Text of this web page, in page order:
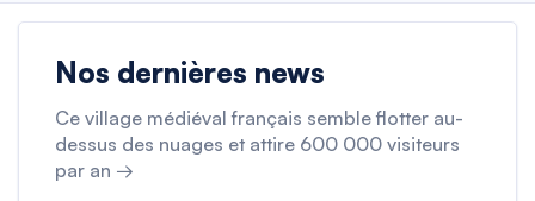
Nos dernières news
Ce village médiéval français semble flotter au-
dessus des nuages et attire 600 000 visiteurs
par an →